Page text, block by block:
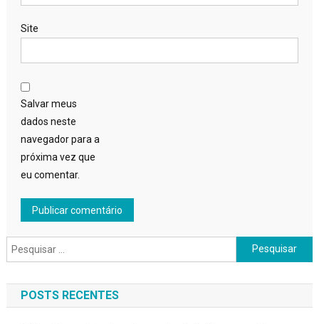
Site
Salvar meus
dados neste
navegador para a
próxima vez que
eu comentar.
Pesquisar
por:
POSTS RECENTES